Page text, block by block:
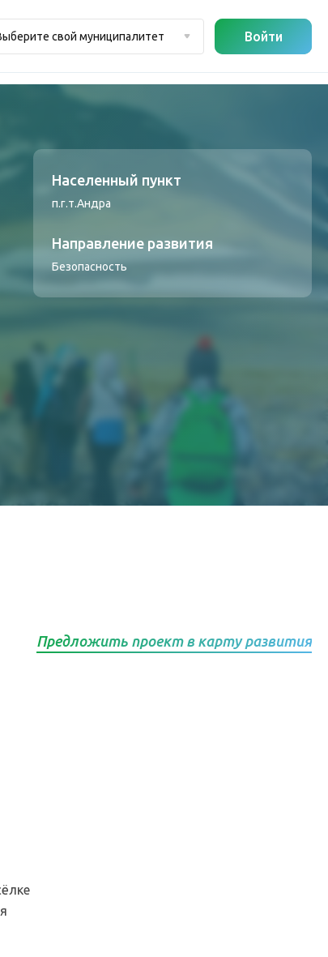
свой муниципалитет Войти
Населенный пункт
п.г.т.Андра
Направление развития
Безопасность
Предложить проект в карту развития